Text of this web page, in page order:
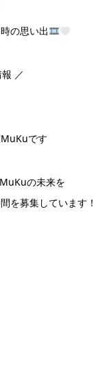
の思い出
／
です
の未来を
を募集しています！